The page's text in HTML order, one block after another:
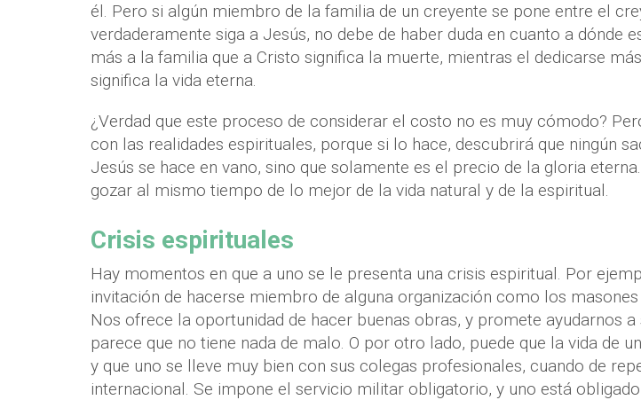
él. Pero si algún miembro de la familia de un creyente se pone entre el
verdaderamente siga a Jesús, no debe de haber duda en cuanto a dónde
más a la familia que a Cristo significa la muerte, mientras el dedicarse
significa la vida eterna.
¿Verdad que este proceso de considerar el costo no es muy cómodo?
con las realidades espirituales, porque si lo hace, descubrirá que ningún
Jesús se hace en vano, sino que solamente es el precio de la gloria
gozar al mismo tiempo de lo mejor de la vida natural y de la espiritual.
Crisis espirituales
Hay momentos en que a uno se le presenta una crisis espiritual. Por
invitación de hacerse miembro de alguna organización como los
Nos ofrece la oportunidad de hacer buenas obras, y promete ayudarnos
parece que no tiene nada de malo. O por otro lado, puede que la vida de
y que uno se lleve muy bien con sus colegas profesionales, cuando de
internacional. Se impone el servicio militar obligatorio, y uno está